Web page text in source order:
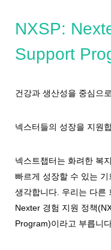
NXSP:
Support
건강과 생산성을 중심으로
넥스터들의 성장을 지원
넥스트챕터는 화려한 복
빠르게 성장할 수 있는
생각합니다. 우리는 다른
Nexter 경험 지원 정책
Program)이라고 부릅니